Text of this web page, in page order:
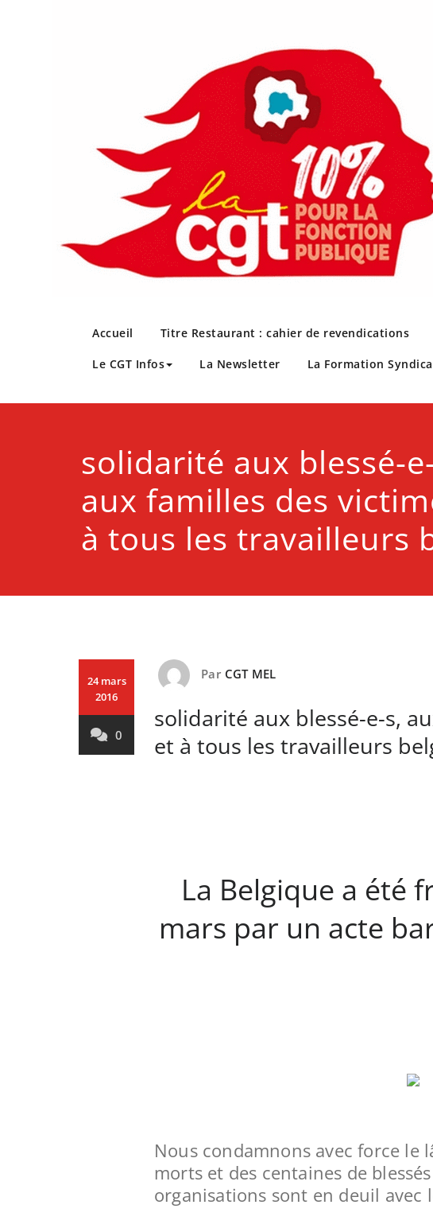
CGT Métropole Européenne
Accueil Titre Restaurant : cahier de revendications
Le CGT Infos La Newsletter La Formation
solidarité aux blessé-
aux familles des
à tous les travailleurs
24 mars
2016
0
Par CGT MEL
solidarité aux blessé-e-s,
et à tous les travailleurs
La Belgique a été
mars par un acte
Nous condamnons avec force le
morts et des centaines de
organisations sont en deuil avec